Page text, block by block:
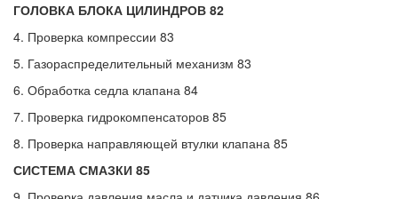
ГОЛОВКА БЛОКА ЦИЛИНДРОВ 82
4. Проверка компрессии 83
5. Газораспределительный механизм 83
6. Обработка седла клапана 84
7. Проверка гидрокомпенсаторов 85
8. Проверка направляющей втулки клапана 85
СИСТЕМА СМАЗКИ 85